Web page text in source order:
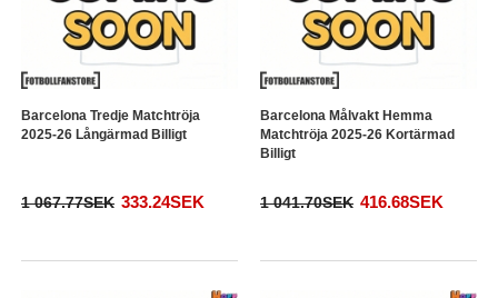
Barcelona Tredje Matchtröja
2025-26 Långärmad Billigt
1 067.77SEK 333.24SEK
Barcelona Målvakt Hemma
Matchtröja 2025-26 Kortärmad
Billigt
1 041.70SEK 416.68SEK